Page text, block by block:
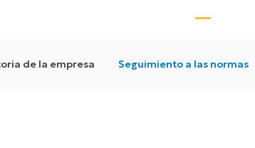
de la empresa Seguimiento a las normas